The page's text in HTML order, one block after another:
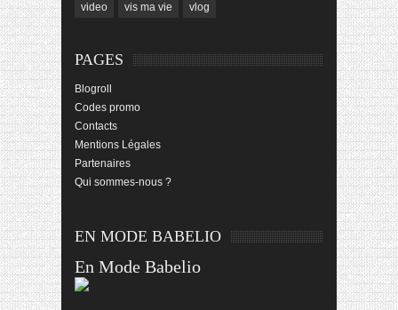
video vis ma vie vlog
PAGES
Blogroll
Codes promo
Contacts
Mentions Légales
Partenaires
Qui sommes-nous ?
EN MODE BABELIO
En Mode Babelio